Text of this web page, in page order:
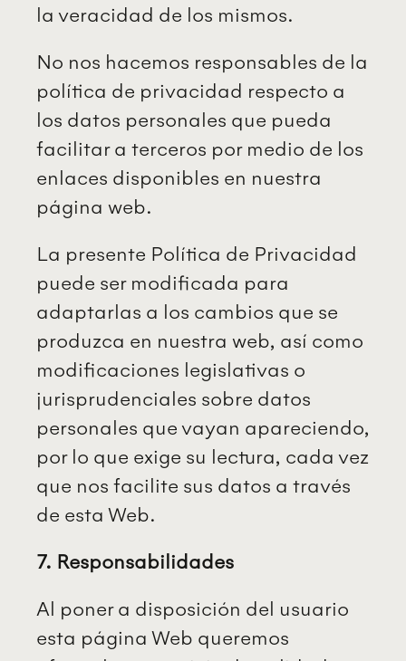
la veracidad de los mismos.
No nos hacemos responsables de la
política de privacidad respecto a
los datos personales que pueda
facilitar a terceros por medio de los
enlaces disponibles en nuestra
página web.
La presente Política de Privacidad
puede ser modificada para
adaptarlas a los cambios que se
produzca en nuestra web, así como
modificaciones legislativas o
jurisprudenciales sobre datos
personales que vayan apareciendo,
por lo que exige su lectura, cada vez
que nos facilite sus datos a través
de esta Web.
7. Responsabilidades
Al poner a disposición del usuario
esta página Web queremos